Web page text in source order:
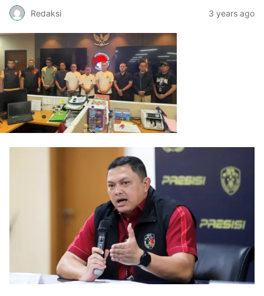
Redaksi 3 years ago